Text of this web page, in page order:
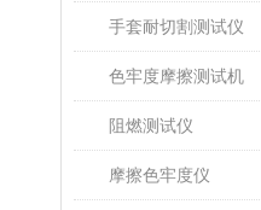
手套耐切割测试仪
色牢度摩擦测试机
阻燃测试仪
摩擦色牢度仪